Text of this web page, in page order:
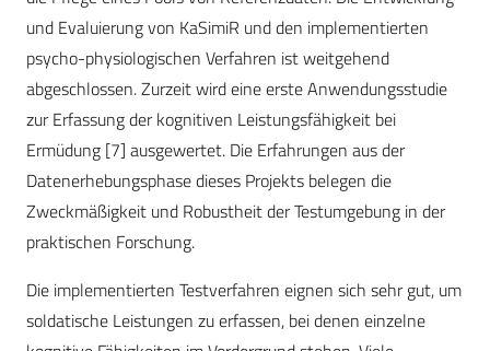
und Evaluierung von KaSimiR und den implementierten
psycho-physiologischen Verfahren ist weitgehend
abgeschlossen. Zurzeit wird eine erste Anwendungsstudie
zur Erfassung der kognitiven Leistungsfähigkeit bei
Ermüdung [7] ausgewertet. Die Erfahrungen aus der
Datenerhebungsphase dieses Projekts belegen die
Zweckmäßigkeit und Robustheit der Testumgebung in der
praktischen Forschung.
Die implementierten Testverfahren eignen sich sehr gut, um
soldatische Leistungen zu erfassen, bei denen einzelne